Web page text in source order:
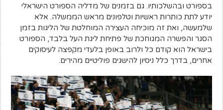
בספורט ובהשלכותיו. גם בזמנים של מדליה הספורט הישראלי
יודע לתת כותרות ראשיות וטלפונים מראש הממשלה. אלא
שלמעשה, ואת זה מוכיחה העצירה המוחלטת של הליגות בזמן
הסגר והפשרה המגוחכת של פתיחת ליגת העל בלבד, הספורט
בישראל הוא קודם כל ולרוב באופן בלעדי מקפצה לעיסוקים
אחרים, בדרך כלל ניסיון להישגים פוליטיים מהירים.